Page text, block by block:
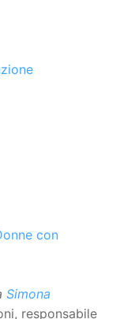
con
Simona
responsabile